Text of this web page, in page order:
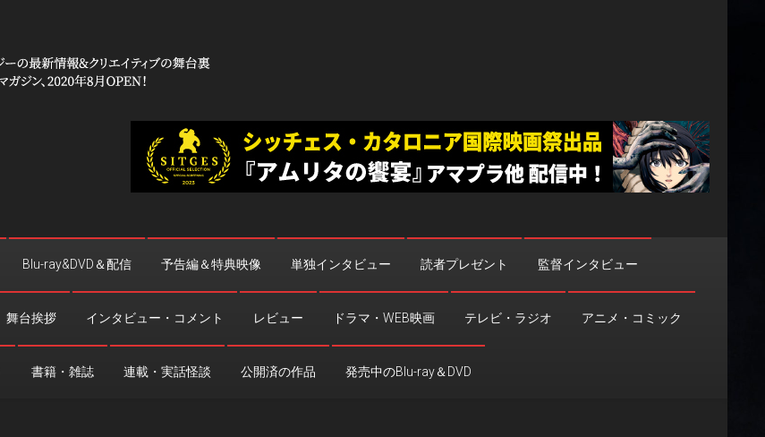
Blu-ray&DVD＆配信 予告編＆特典映像 単独インタビュー 読者プレゼント 監督インタビュー
舞台挨拶 インタビュー・コメント レビュー ドラマ・WEB映画 テレビ・ラジオ アニメ・コミック
書籍・雑誌 連載・実話怪談 公開済の作品 発売中のBlu-ray＆DVD